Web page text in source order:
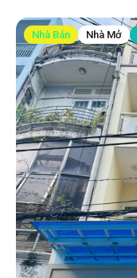
Nhà Bán Nhà Mở